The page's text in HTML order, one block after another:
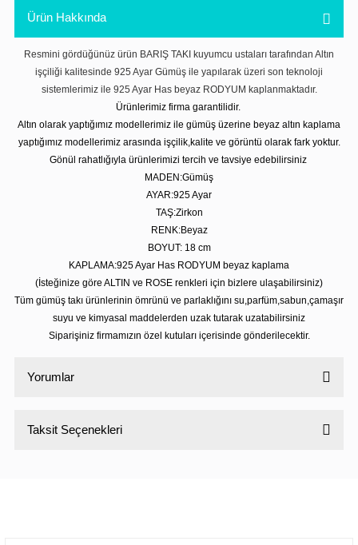
Ürün Hakkında
Resmini gördüğünüz ürün BARIŞ TAKI kuyumcu ustaları tarafından Altın
işçiliği kalitesinde 925 Ayar Gümüş ile yapılarak üzeri son teknoloji
sistemlerimiz ile 925 Ayar Has beyaz RODYUM kaplanmaktadır.
Ürünlerimiz firma garantilidir.
Altın olarak yaptığımız modellerimiz ile gümüş üzerine beyaz altın kaplama
yaptığımız modellerimiz arasında işçilik,kalite ve görüntü olarak fark yoktur.
Gönül rahatlığıyla ürünlerimizi tercih ve tavsiye edebilirsiniz
MADEN:Gümüş
AYAR:925 Ayar
TAŞ:Zirkon
RENK:Beyaz
BOYUT: 18 cm
KAPLAMA:925 Ayar Has RODYUM beyaz kaplama
(İsteğinize göre ALTIN ve ROSE renkleri için bizlere ulaşabilirsiniz)
Tüm gümüş takı ürünlerinin ömrünü ve parlaklığını su,parfüm,sabun,çamaşır
suyu ve kimyasal maddelerden uzak tutarak uzatabilirsiniz
Siparişiniz firmamızın özel kutuları içerisinde gönderilecektir.
Yorumlar
Taksit Seçenekleri